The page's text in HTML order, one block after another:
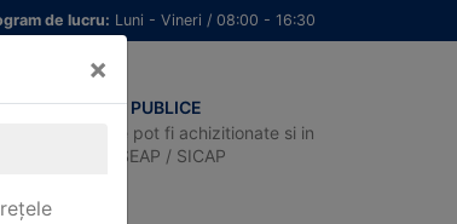
de lucru: Luni - Vineri / 08:00 - 16:30
ACHIZITII PUBLICE
Produsele pot fi achizitionate si in
sistemul SEAP / SICAP
×